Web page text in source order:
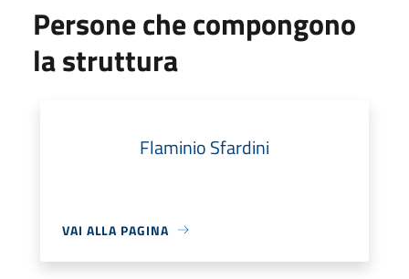
Persone che compongono
la struttura
Flaminio Sfardini
VAI ALLA PAGINA